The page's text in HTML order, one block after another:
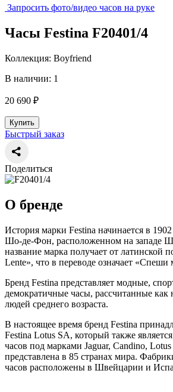
Запросить фото/видео часов на руке
Часы Festina F20401/4
Коллекция: Boyfriend
В наличии: 1
20 690 ₽
Купить
Быстрый заказ
Поделиться
О бренде
История марки Festina начинается в
Шо-де-Фон, расположенном на западе
название марка получает от латинской
Lente», что в переводе означает «Спеши
Бренд Festina представляет модные,
демократичные часы, рассчитанные как
людей среднего возраста.
В настоящее время бренд Festina
Festina Lotus SA, который также
часов под марками Jaguar, Candino,
представлена в 85 странах мира.
часов расположены в Швейцарии и